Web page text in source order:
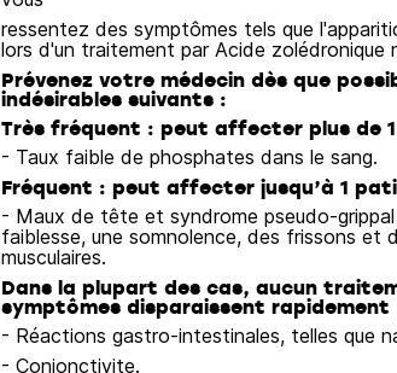
ressentez des symptômes tels que
lors d'un traitement par Acide zolédronique
Prévenez votre médecin dès que
indésirables suivants :
Très fréquent : peut affecter plus de
- Taux faible de phosphates dans le sang.
Fréquent : peut affecter jusqu’à 1
- Maux de tête et syndrome pseudo-
faiblesse, une somnolence, des frissons et
musculaires.
Dans la plupart des cas, aucun
symptômes disparaissent rapidement
- Réactions gastro-intestinales, telles que
- Conjonctivite.